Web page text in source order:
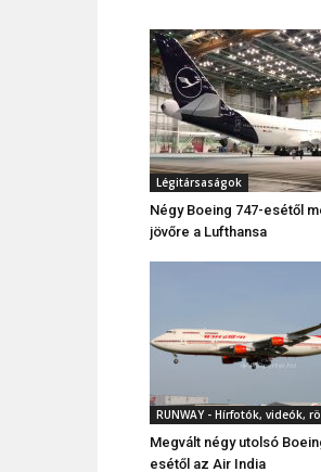
Légitársaságok
Négy Boeing 747-esétől
jövőre a Lufthansa
RUNWAY - Hírfotók, videók,
Megvált négy utolsó
esétől az Air India